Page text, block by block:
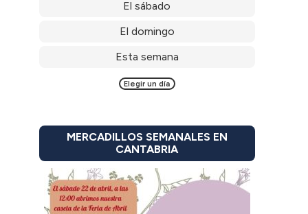
El sábado
El domingo
Esta semana
Elegir un día
MERCADILLOS SEMANALES EN
CANTABRIA